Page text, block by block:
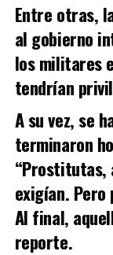
Entre otras,
al gobierno
los militares
tendrían
A su vez, se
terminaron
“Prostitutas,
exigían.
Al final,
reporte.